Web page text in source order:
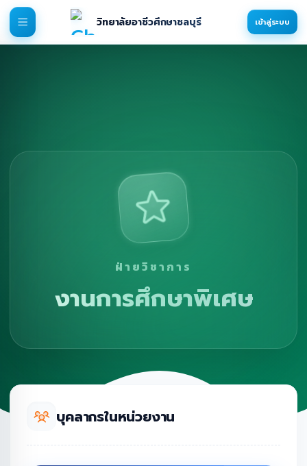
วิทยาลัยอาชีวศึกษาชลบุรี เข้าสู่ระบบ
ฝ่ายวิชาการ
งานการศึกษาพิเศษ
บุคลากรในหน่วยงาน